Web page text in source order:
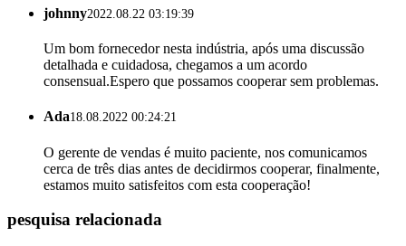
johnny2022.08.22 03:19:39
Um bom fornecedor nesta indústria, após uma discussão
detalhada e cuidadosa, chegamos a um acordo
consensual.Espero que possamos cooperar sem problemas.
Ada18.08.2022 00:24:21
O gerente de vendas é muito paciente, nos comunicamos
cerca de três dias antes de decidirmos cooperar, finalmente,
estamos muito satisfeitos com esta cooperação!
pesquisa relacionada